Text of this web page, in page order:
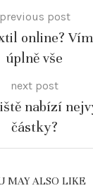
previous post
online?
úplně vše
next post
nabízí
částky?
MAY ALSO LIKE